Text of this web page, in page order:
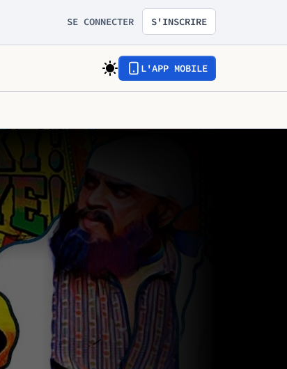
SE CONNECTER S'INSCRIRE
L'APP MOBILE